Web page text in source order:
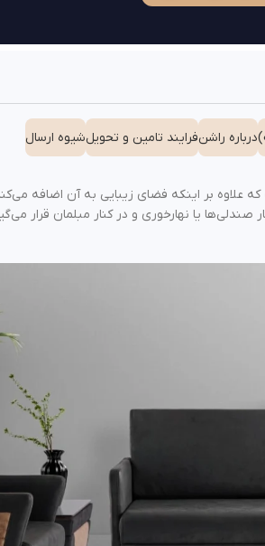
درباره راشنفرایند تامین و تحویلشیوه ارسال
بر اینکه فضای زیبایی به آن اضافه
یا نهارخوری و در کنار مبلمان قرار